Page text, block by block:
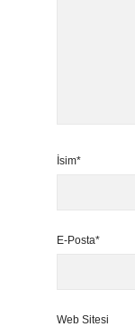
İsim*
E-Posta*
Web Sitesi